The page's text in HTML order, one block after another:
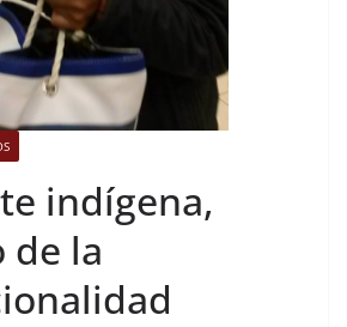
indígena,
de la